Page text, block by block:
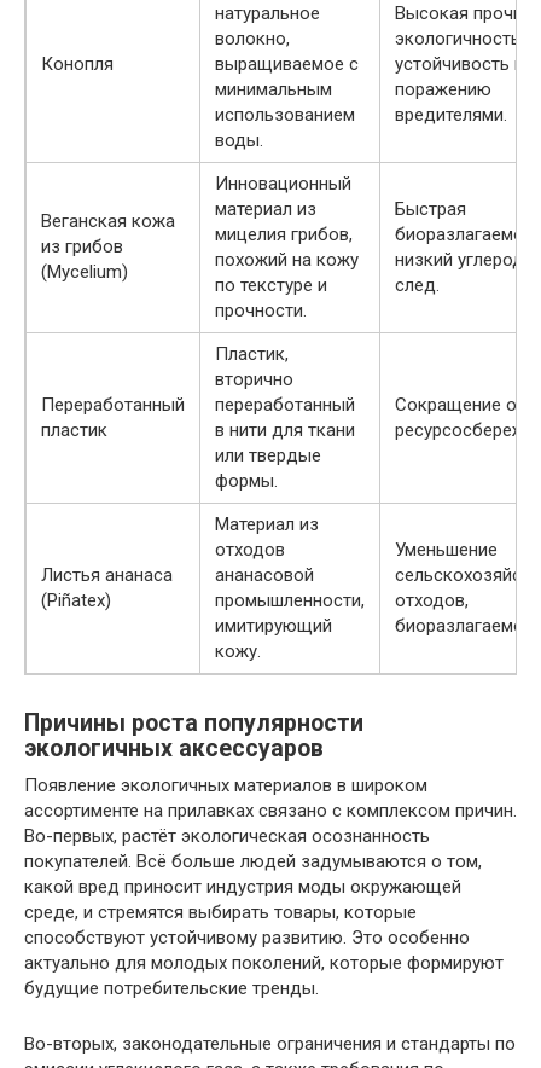
Конопля
натуральное
волокно,
выращиваемое с
минимальным
использованием
воды.
Высокая
экологичность,
устойчивость к
поражению
вредителями.
Веганская кожа
из грибов
(Mycelium)
Инновационный
материал из
мицелия грибов,
похожий на кожу
по текстуре и
прочности.
Быстрая
низкий
след.
Переработанный
пластик
Пластик,
вторично
переработанный
в нити для ткани
или твердые
формы.
Сокращение
Листья ананаса
(Piñatex)
Материал из
отходов
ананасовой
промышленности,
имитирующий
кожу.
Уменьшение
отходов,
Причины роста популярности
экологичных аксессуаров
Появление экологичных материалов в широком
ассортименте на прилавках связано с комплексом причин.
Во-первых, растёт экологическая осознанность
покупателей. Всё больше людей задумывaются о том,
какой вред приносит индустрия моды окружающей
среде, и стремятся выбирать товары, которые
способствуют устойчивому развитию. Это особенно
актуально для молодых поколений, которые формируют
будущие потребительские тренды.
Во-вторых, законодательные ограничения и стандарты по